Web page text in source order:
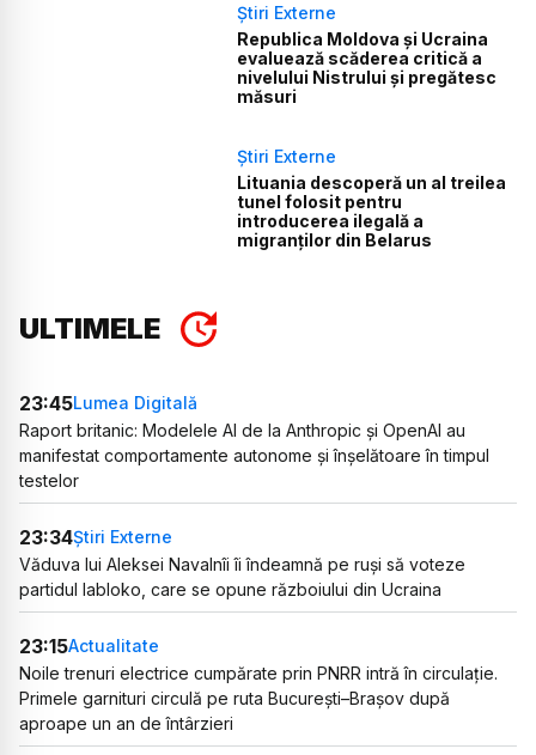
Știri Externe
Republica Moldova și Ucraina
evaluează scăderea critică a
nivelului Nistrului și pregătesc
măsuri
Știri Externe
Lituania descoperă un al treilea
tunel folosit pentru
introducerea ilegală a
migranților din Belarus
ULTIMELE
23:45Lumea Digitală
Raport britanic: Modelele AI de la Anthropic și OpenAI au
manifestat comportamente autonome și înșelătoare în timpul
testelor
23:34Știri Externe
Văduva lui Aleksei Navalnîi îi îndeamnă pe ruși să voteze
partidul Iabloko, care se opune războiului din Ucraina
23:15Actualitate
Noile trenuri electrice cumpărate prin PNRR intră în circulație.
Primele garnituri circulă pe ruta București–Brașov după
aproape un an de întârzieri